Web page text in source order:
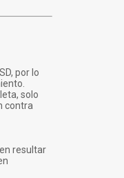
por lo
solo
contra
resultar